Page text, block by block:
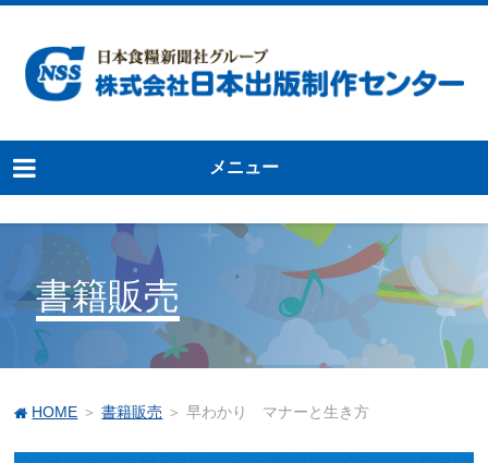
メニュー
書籍販売
HOME ＞書籍販売 ＞ 早わかり マナーと生き方